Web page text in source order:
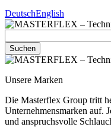
DeutschEnglish
Suchen
Unsere Marken
Die Masterflex Group tritt
Unternehmensmarken auf.
und anspruchsvolle